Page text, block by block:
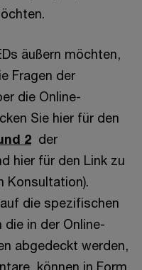
äußern möchten,
Fragen der
die Online-
Sie hier für den
2 der
hier für den Link zu
Konsultation).
die spezifischen
in der Online-
abgedeckt werden,
können in Form